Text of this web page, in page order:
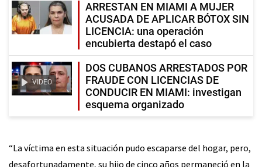
ARRESTAN EN MIAMI A MUJER
ACUSADA DE APLICAR BÓTOX SIN
LICENCIA: una operación
encubierta destapó el caso
VIDEO
DOS CUBANOS ARRESTADOS POR
FRAUDE CON LICENCIAS DE
CONDUCIR EN MIAMI: investigan
esquema organizado
“La víctima en esta situación pudo escaparse del hogar, pero,
desafortunadamente, su hijo de cinco años permaneció en la